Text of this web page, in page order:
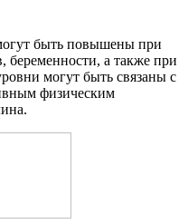
быть повышены при
беременности, а также при
могут быть связаны с
физическим